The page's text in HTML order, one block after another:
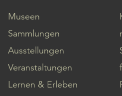
Museen
Sammlungen
Ausstellungen
Veranstaltungen
Lernen & Erleben